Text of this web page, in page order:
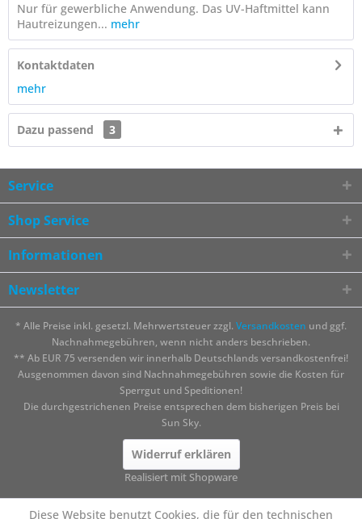
Nur für gewerbliche Anwendung. Das UV-Haftmittel kann
Hautreizungen... mehr
Kontaktdaten
mehr
Dazu passend 3
Service
Shop Service
Informationen
Newsletter
* Alle Preise inkl. gesetzl. Mehrwertsteuer zzgl. Versandkosten und ggf.
Nachnahmegebühren, wenn nicht anders beschrieben.
** Ab EUR 75 versenden wir innerhalb Deutschlands versandkostenfrei!
Ausgenommen davon sind Nachnahmegebühren sowie die Kosten für
Sperrgut und Speditionen!
Die durchgestrichenen Preise entsprechen dem bisherigen Preis bei
Sun Sky.
Widerruf erklären
Realisiert mit Shopware
Diese Website benutzt Cookies, die für den technischen